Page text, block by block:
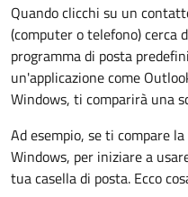
Quando clicchi su un
(computer o telefono) cerca
programma di posta
un'applicazione come
Windows, ti comparirà una
Ad esempio, se ti compare
Windows, per iniziare a
tua casella di posta. Ecco